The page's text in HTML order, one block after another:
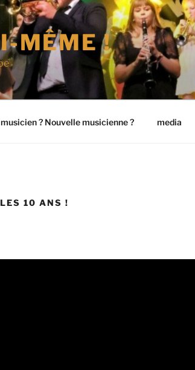
MÊME !
? Nouvelle musicienne ? media
10 ANS !